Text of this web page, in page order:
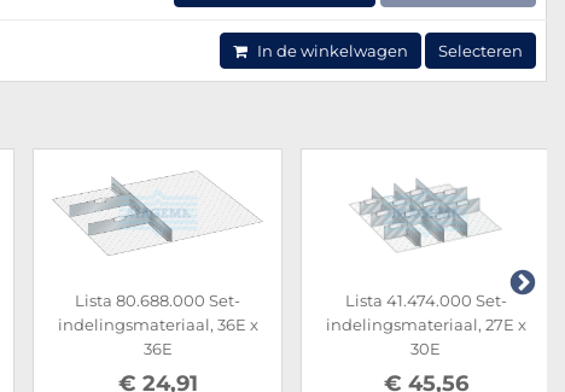
In de winkelwagen Selecteren
Lista 80.688.000 Set-
indelingsmateriaal, 36E x
36E
€ 24,91
Lista 41.474.000 Set-
indelingsmateriaal, 27E x
30E
€ 45,56